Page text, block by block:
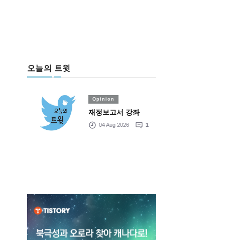
오늘의 트윗
Opinion
재정보고서 강좌
04 Aug 2026 1